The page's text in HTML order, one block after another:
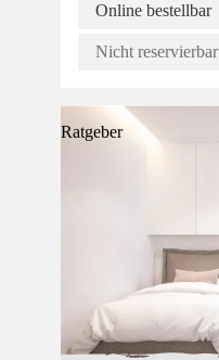
Online bestellbar
Nicht reservierbar
Ratgeber